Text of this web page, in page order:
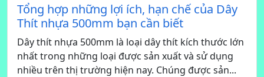
Tổng hợp những lợi ích, hạn chế của Dây
Thít nhựa 500mm bạn cần biết
Dây thít nhựa 500mm là loại dây thít kích thước lớn
nhất trong những loại được sản xuất và sử dụng
nhiều trên thị trường hiện nay. Chúng được sản...